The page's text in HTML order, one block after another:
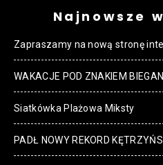
Najnowsze
Zapraszamy na nową stronę
WAKACJE POD ZNAKIEM
Siatkówka Plażowa Miksty
PADŁ NOWY REKORD